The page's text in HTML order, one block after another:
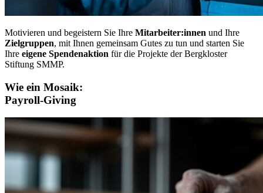
Motivieren und begeistern Sie Ihre Mitarbeiter:innen und Ihre
Zielgruppen, mit Ihnen gemeinsam Gutes zu tun und starten Sie
Ihre eigene Spendenaktion für die Projekte der Bergkloster
Stiftung SMMP.
Wie ein Mosaik:
Payroll-Giving